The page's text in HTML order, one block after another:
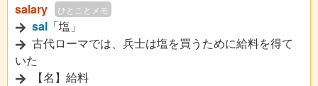
salary
ひとことメモ
sal 「塩」
古代ローマでは、兵士は塩を買うために給料を得て
いた
【名】給料